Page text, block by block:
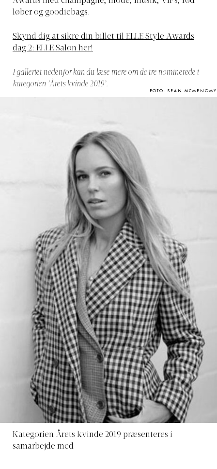
løber og goodiebags.
Skynd dig at sikre din billet til ELLE Style Awards
dag 2: ELLE Salon her!
I galleriet nedenfor kan du læse mere om de tre nominerede i
kategorien ’Årets kvinde 2019’.
FOTO: SEAN MCMENOMY
Kategorien Årets kvinde 2019 præsenteres i
samarbejde med